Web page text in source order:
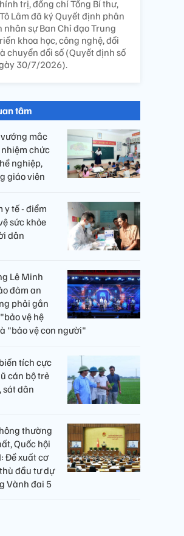
trị, đồng chí Tổng Bí thư,
Lâm đã ký Quyết định phân
nhân sự Ban Chỉ đạo Trung
khoa học, công nghệ, đổi
chuyển đổi số (Quyết định số
30/7/2026).
tâm
mắc
chức
nghiệp,
giáo viên
y tế - điểm
sức khỏe
dân
Lê Minh
đảm an
phải gắn
vệ hệ
"bảo vệ con người"
tích cực
cán bộ trẻ
sát dân
thường
Quốc hội
Đề xuất cơ
đầu tư dự
Vành đai 5